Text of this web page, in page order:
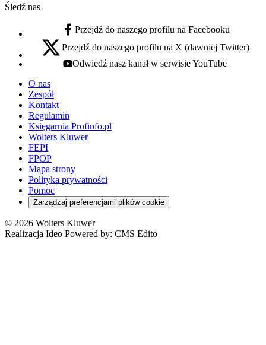
Śledź nas
facebook - otwiera się w nowej karcie
Przejdź do naszego profilu na Facebooku
x - otwiera się w nowej karcie
Przejdź do naszego profilu na X (dawniej Twitter)
youtube - otwiera się w nowej karcie
Odwiedź nasz kanał w serwisie YouTube
O nas
Zespół
Kontakt
Regulamin
Księgarnia Profinfo.pl
Wolters Kluwer
FEPI
FPOP
Mapa strony
Polityka prywatności
Pomoc
Zarządzaj preferencjami plików cookie
© 2026 Wolters Kluwer
Realizacja Ideo Powered by: CMS Edito